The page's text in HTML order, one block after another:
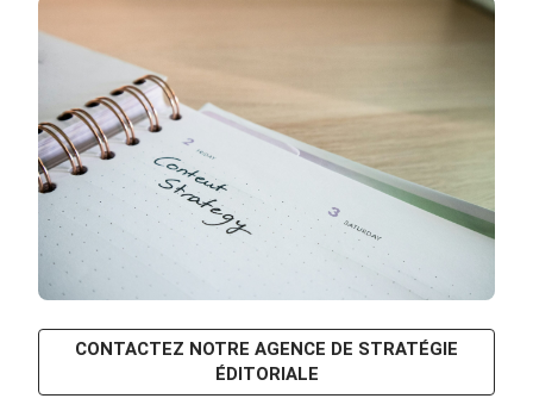
CONTACTEZ NOTRE AGENCE DE STRATÉGIE
ÉDITORIALE